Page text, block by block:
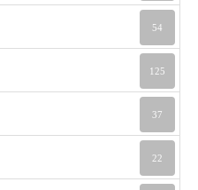
54
125
37
22